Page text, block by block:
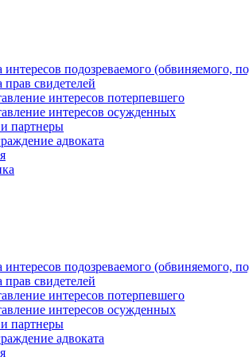
интересов подозреваемого (обвиняемого,
прав свидетелей
интересов потерпевшего
интересов осужденных
партнеры
адвоката
интересов подозреваемого (обвиняемого,
прав свидетелей
интересов потерпевшего
интересов осужденных
партнеры
адвоката